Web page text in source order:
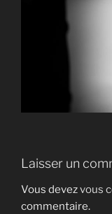
Laisser un
Vous devezvous
commentaire.